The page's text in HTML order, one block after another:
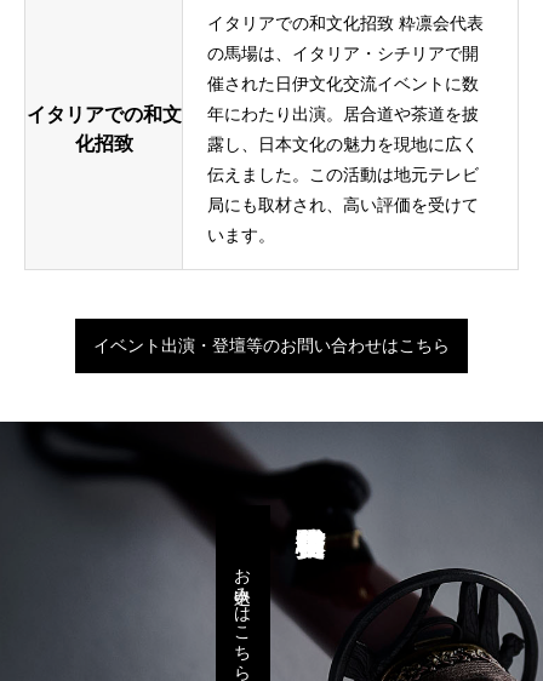
イタリアでの和文
化招致
イタリアでの和文化招致 粋凛会代表
の馬場は、イタリア・シチリアで開
催された日伊文化交流イベントに数
年にわたり出演。居合道や茶道を披
露し、日本文化の魅力を現地に広く
伝えました。この活動は地元テレビ
局にも取材され、高い評価を受けて
います。
イベント出演・登壇等のお問い合わせはこちら
お申込みはこちら